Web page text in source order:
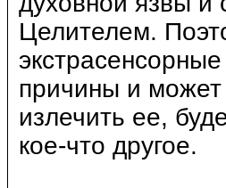
Целителем.
причины и может
излечить ее,
кое-что другое.